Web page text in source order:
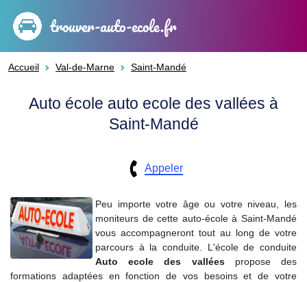
trouver-auto-ecole.fr
Accueil Val-de-Marne Saint-Mandé
Auto école auto ecole des vallées à
Saint-Mandé
Appeler
Peu importe votre âge ou votre niveau, les
moniteurs de cette auto-école à Saint-Mandé
vous accompagneront tout au long de votre
parcours à la conduite. L'école de conduite
Auto ecole des valléespropose des
formations adaptées en fonction de vos besoins et de votre